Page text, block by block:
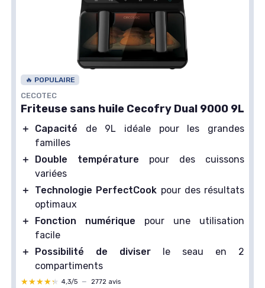
🔥 POPULAIRE
CECOTEC
Friteuse sans huile Cecofry Dual 9000 9L
＋ Capacité de 9L idéale pour les grandes
familles
＋
Double température pour des cuissons
variées
＋
Technologie PerfectCook pour des résultats
optimaux
＋
Fonction numérique pour une utilisation
facile
＋
Possibilité de diviser le seau en 2
compartiments
★★★★★
★★★★★ 4,3/5 — 2772 avis